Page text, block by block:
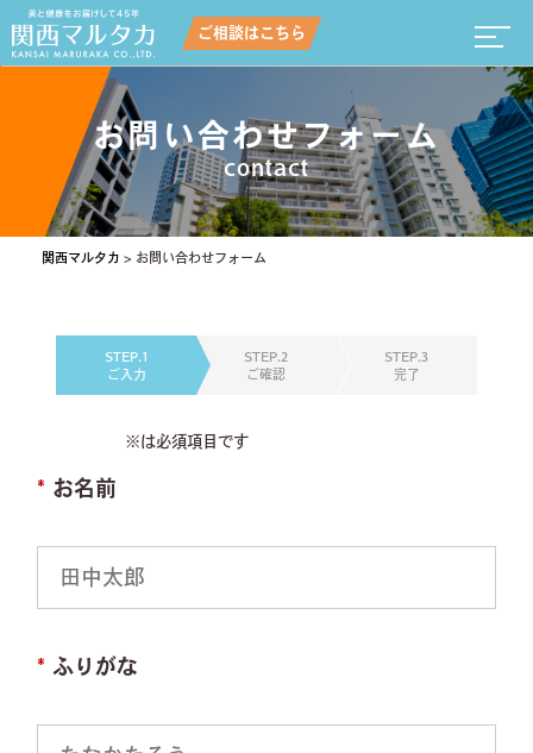
ご相談はこちら
お問い合わせフォーム
contact
関西マルタカ > お問い合わせフォーム
STEP.1
ご入力
STEP.2
ご確認
STEP.3
完了
※は必須項目です
* お名前
* ふりがな